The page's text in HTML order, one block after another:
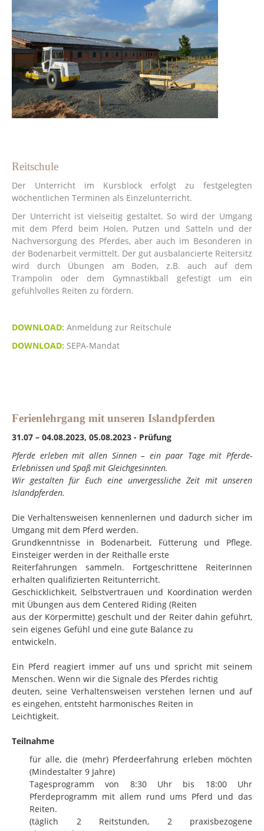
Reitschule
Der Unterricht im Kursblockerfolgt zu festgelegten
wöchentlichen Terminen als Einzelunterricht.
Der Unterricht ist vielseitig gestaltet. So wird der Umgang
mit dem Pferd beim Holen, Putzen und Satteln und der
Nachversorgung des Pferdes, aber auch im Besonderen in
der Bodenarbeit vermittelt. Der gut ausbalancierte Reitersitz
wird durch Übungen am Boden, z.B. auch auf dem
Trampolin oder dem Gymnastikball gefestigt um ein
gefühlvolles Reiten zu fördern.
DOWNLOAD: Anmeldung zur Reitschule
DOWNLOAD: SEPA-Mandat
Ferienlehrgang mit unseren Islandpferden
31.07 – 04.08.2023, 05.08.2023 - Prüfung
Pferde erleben mit allen Sinnen – ein paar Tage mit Pferde-
Erlebnissen und Spaß mit Gleichgesinnten.
Wir gestalten für Euch eine unvergessliche Zeit mit unseren
Islandpferden.
Die Verhaltensweisen kennenlernen und dadurch sicher im
Umgang mit dem Pferd werden.
Grundkenntnisse in Bodenarbeit, Fütterung und Pflege.
Einsteiger werden in der Reithalle erste
Reiterfahrungen sammeln. Fortgeschrittene ReiterInnen
erhalten qualifizierten Reitunterricht.
Geschicklichkeit, Selbstvertrauen und Koordination werden
mit Übungen aus dem Centered Riding (Reiten
aus der Körpermitte) geschult und der Reiter dahin geführt,
sein eigenes Gefühl und eine gute Balance zu
entwickeln.
Ein Pferd reagiert immer auf uns und spricht mit seinem
Menschen. Wenn wir die Signale des Pferdes richtig
deuten, seine Verhaltensweisen verstehen lernen und auf
es eingehen, entsteht harmonisches Reiten in
Leichtigkeit.
Teilnahme
für alle, die (mehr) Pferdeerfahrung erleben möchten
(Mindestalter 9 Jahre)
Tagesprogramm von 8:30 Uhr bis 18:00 Uhr
Pferdeprogramm mit allem rund ums Pferd und das
Reiten.
(täglich 2 Reitstunden, 2 praxisbezogene